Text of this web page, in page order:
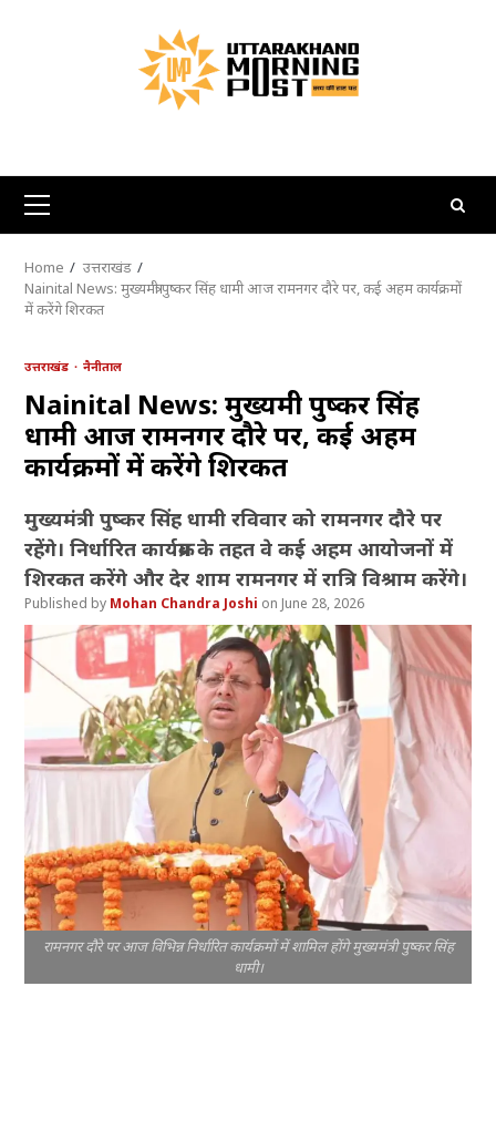
Primary
Menu
Home
उत्तराखंड
Nainital News: मुख्यमंत्री पुष्कर सिंह धामी आज रामनगर दौरे पर, कई अहम कार्यक्रमों
में करेंगे शिरकत
उत्तराखंड नैनीताल
Nainital News: मुख्यमंत्री पुष्कर सिंह
धामी आज रामनगर दौरे पर, कई अहम
कार्यक्रमों में करेंगे शिरकत
मुख्यमंत्री पुष्कर सिंह धामी रविवार को रामनगर दौरे पर
रहेंगे। निर्धारित कार्यक्रम के तहत वे कई अहम आयोजनों में
शिरकत करेंगे और देर शाम रामनगर में रात्रि विश्राम करेंगे।
Mohan Chandra Joshi June 28, 2026
रामनगर दौरे पर आज विभिन्न निर्धारित कार्यक्रमों में शामिल होंगे मुख्यमंत्री पुष्कर सिंह
धामी।